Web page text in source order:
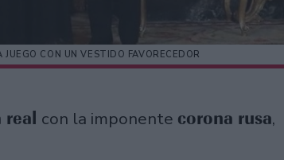
CON UN VESTIDO FAVORECEDOR
real con la imponente corona rusa,